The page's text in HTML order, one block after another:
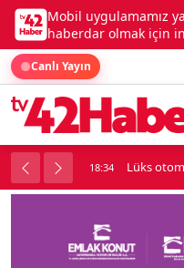
Mobil uygulamamız
haberdar olmak için
Canlı Yayın
kavga çıktı 18:34 Lüks